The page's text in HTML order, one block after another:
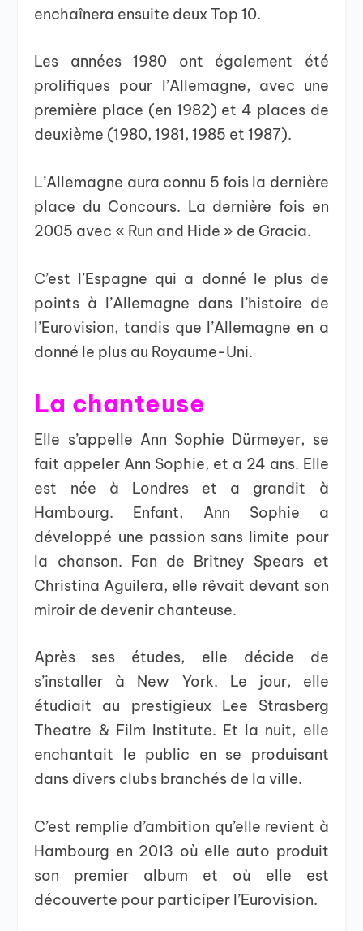
enchaînera ensuite deux Top 10.
Les années 1980 ont également été
prolifiques pour l’Allemagne, avec une
première place (en 1982) et 4 places de
deuxième (1980, 1981, 1985 et 1987).
L’Allemagne aura connu 5 fois la dernière
place du Concours. La dernière fois en
2005 avec « Run and Hide » de Gracia.
C’est l’Espagne qui a donné le plus de
points à l’Allemagne dans l’histoire de
l’Eurovision, tandis que l’Allemagne en a
donné le plus au Royaume-Uni.
La chanteuse
Elle s’appelle Ann Sophie Dürmeyer, se
fait appeler Ann Sophie, et a 24 ans. Elle
est née à Londres et a grandit à
Hambourg. Enfant, Ann Sophie a
développé une passion sans limite pour
la chanson. Fan de Britney Spears et
Christina Aguilera, elle rêvait devant son
miroir de devenir chanteuse.
Après ses études, elle décide de
s’installer à New York. Le jour, elle
étudiait au prestigieux Lee Strasberg
Theatre & Film Institute. Et la nuit, elle
enchantait le public en se produisant
dans divers clubs branchés de la ville.
C’est remplie d’ambition qu’elle revient à
Hambourg en 2013 où elle auto produit
son premier album et où elle est
découverte pour participer l’Eurovision.